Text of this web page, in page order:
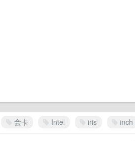
会卡 Intel iris inch